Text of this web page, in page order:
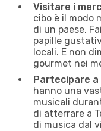
Visitare i
cibo è il modo
di un paese.
papille
locali. E non
gourmet nei
Partecipare
hanno una
musicali
di atterrare a
di musica dal